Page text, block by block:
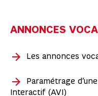
ANNONCES
Les annonces
Paramétrage
Interactif (AVI)